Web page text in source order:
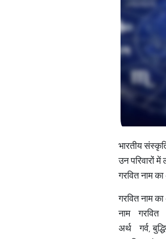
भारतीय
उन परिवारों
गरवित नाम
गरवित नाम का
नाम गरवित
अर्थ गर्व,